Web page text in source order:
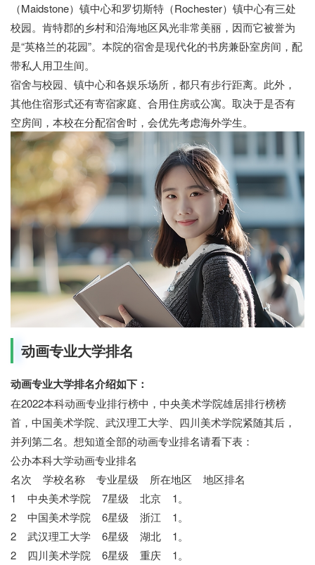
（Maidstone）镇中心和罗切斯特（Rochester）镇中心有三处
校园。肯特郡的乡村和沿海地区风光非常美丽，因而它被誉为
是“英格兰的花园”。本院的宿舍是现代化的书房兼卧室房间，配
带私人用卫生间。
宿舍与校园、镇中心和各娱乐场所，都只有步行距离。此外，
其他住宿形式还有寄宿家庭、合用住房或公寓。取决于是否有
空房间，本校在分配宿舍时，会优先考虑海外学生。
动画专业大学排名
动画专业大学排名介绍如下：
在2022本科动画专业排行榜中，中央美术学院雄居排行榜榜
首，中国美术学院、武汉理工大学、四川美术学院紧随其后，
并列第二名。想知道全部的动画专业排名请看下表：
公办本科大学动画专业排名
名次 学校名称 专业星级 所在地区 地区排名
1 中央美术学院 7星级 北京 1。
2 中国美术学院 6星级 浙江 1。
2 武汉理工大学 6星级 湖北 1。
2 四川美术学院 6星级 重庆 1。